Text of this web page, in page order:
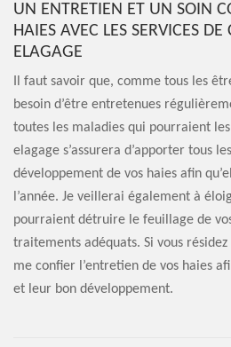
UN ENTRETIEN ET UN SOIN
HAIES AVEC LES SERVICES DE
ELAGAGE
Il faut savoir que, comme tous les
besoin d’être entretenues
toutes les maladies qui pourraient
elagage s’assurera d’apporter tous
développement de vos haies afin
l’année. Je veillerai également à
pourraient détruire le feuillage de
traitements adéquats. Si vous résidez
me confier l’entretien de vos haies
et leur bon développement.